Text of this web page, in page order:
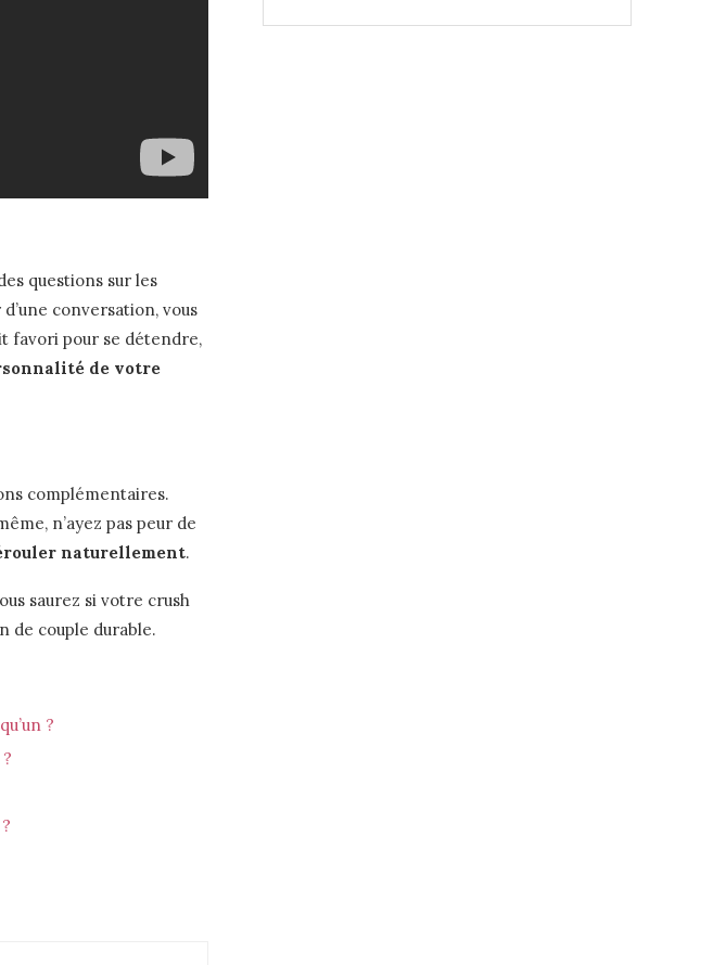
questions sur les
conversation, vous
favori pour se détendre,
de votre
complémentaires.
n’ayez pas peur de
naturellement.
saurez si votre crush
de couple durable.
?